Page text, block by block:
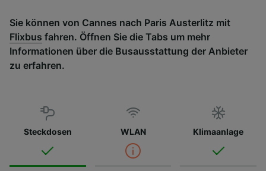
Sie können von Cannes nach Paris Austerlitz mit
Flixbus fahren. Öffnen Sie die Tabs um mehr
Informationen über die Busausstattung der Anbieter
zu erfahren.
Steckdosen WLAN Klimaanlage